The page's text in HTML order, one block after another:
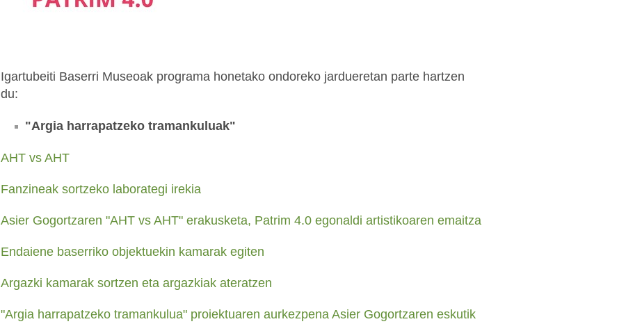
Igartubeiti Baserri Museoak programa honetako ondoreko jardueretan parte hartzen
du:
"Argia harrapatzeko tramankuluak"
AHT vs AHT
Fanzineak sortzeko laborategi irekia
Asier Gogortzaren "AHT vs AHT" erakusketa, Patrim 4.0 egonaldi artistikoaren emaitza
Endaiene baserriko objektuekin kamarak egiten
Argazki kamarak sortzen eta argazkiak ateratzen
"Argia harrapatzeko tramankulua" proiektuaren aurkezpena Asier Gogortzaren eskutik